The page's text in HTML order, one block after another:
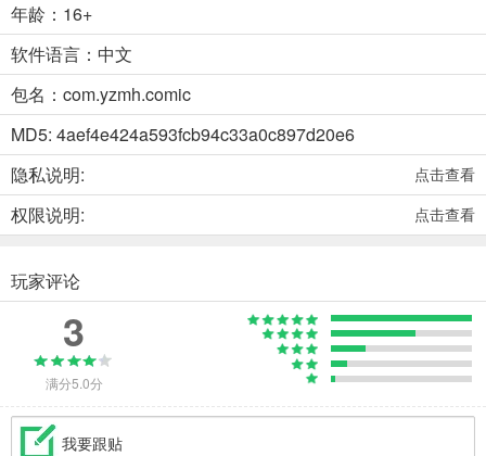
年龄：16+
软件语言：中文
包名：com.yzmh.comic
MD5: 4aef4e424a593fcb94c33a0c897d20e6
隐私说明:
点击查看
权限说明: 点击查看
玩家评论
3
满分5.0分
我要跟贴